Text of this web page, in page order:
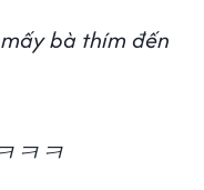
bà thím đến
ㅋㅋ